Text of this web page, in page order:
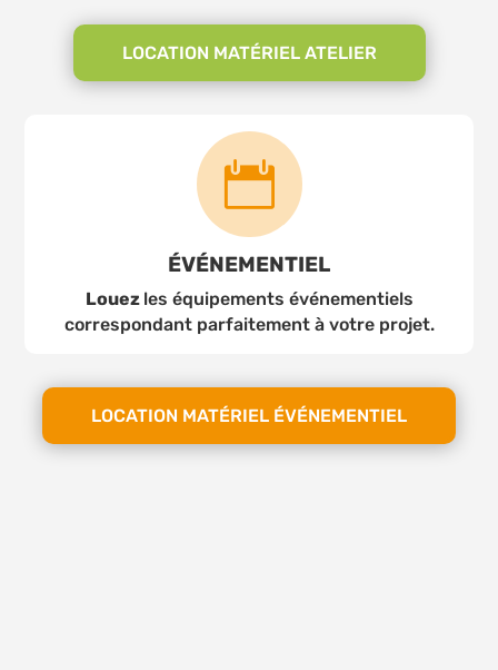
LOCATION MATÉRIEL ATELIER

ÉVÉNEMENTIEL
Louez les équipements événementiels
correspondant parfaitement à votre projet.
LOCATION MATÉRIEL ÉVÉNEMENTIEL